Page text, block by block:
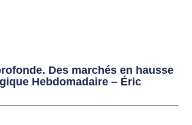
Des marchés en hausse
Hebdomadaire – Éric